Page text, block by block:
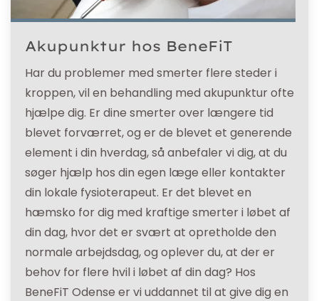
Akupunktur hos BeneFiT
Har du problemer med smerter flere steder i
kroppen, vil en behandling med akupunktur ofte
hjælpe dig. Er dine smerter over længere tid
blevet forværret, og er de blevet et generende
element i din hverdag, så anbefaler vi dig, at du
søger hjælp hos din egen læge eller kontakter
din lokale fysioterapeut. Er det blevet en
hæmsko for dig med kraftige smerter i løbet af
din dag, hvor det er svært at opretholde den
normale arbejdsdag, og oplever du, at der er
behov for flere hvil i løbet af din dag? Hos
BeneFiT Odense er vi uddannet til at give dig en